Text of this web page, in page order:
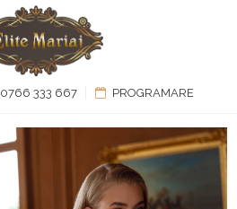
0766 333 667 PROGRAMARE